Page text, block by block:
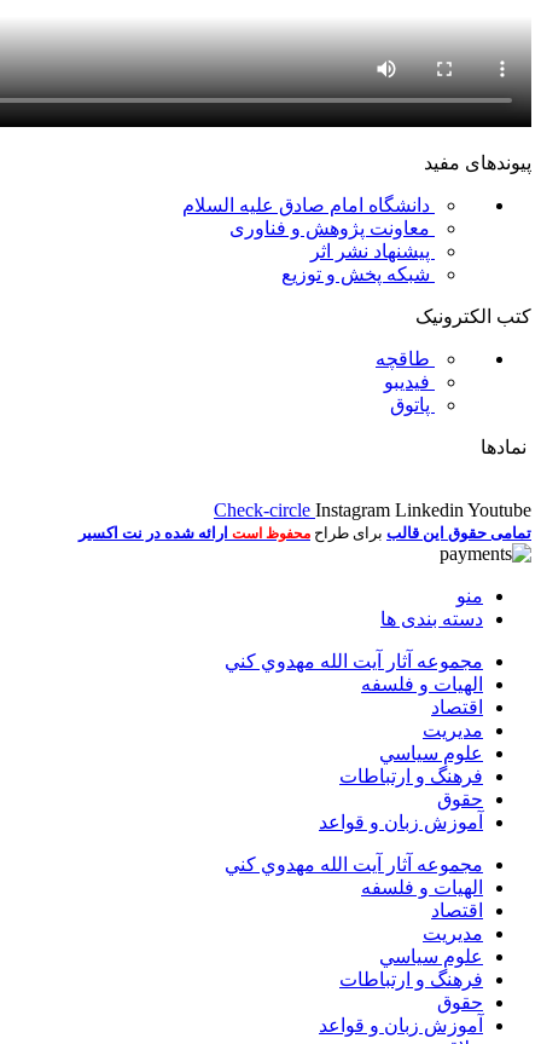
پیوندهای مفید
دانشگاه امام صادق علیه السلام
معاونت پژوهش و فناوری
پیشنهاد نشر اثر
شبکه پخش و توزیع
کتب الکترونیک
طاقچه
فیدیبو
پاتوق
نمادها
Check-circle Instagram Linkedin Youtube
تمامی حقوق این قالب برای طراح محفوظ است ارائه شده در نت اکسیر
منو
دسته بندی ها
مجموعه آثار آيت الله مهدوي كني
الهیات و فلسفه
اقتصاد
مديريت
علوم سياسي
فرهنگ و ارتباطات
حقوق
آموزش زبان و قواعد
مجموعه آثار آيت الله مهدوي كني
الهیات و فلسفه
اقتصاد
مديريت
علوم سياسي
فرهنگ و ارتباطات
حقوق
آموزش زبان و قواعد